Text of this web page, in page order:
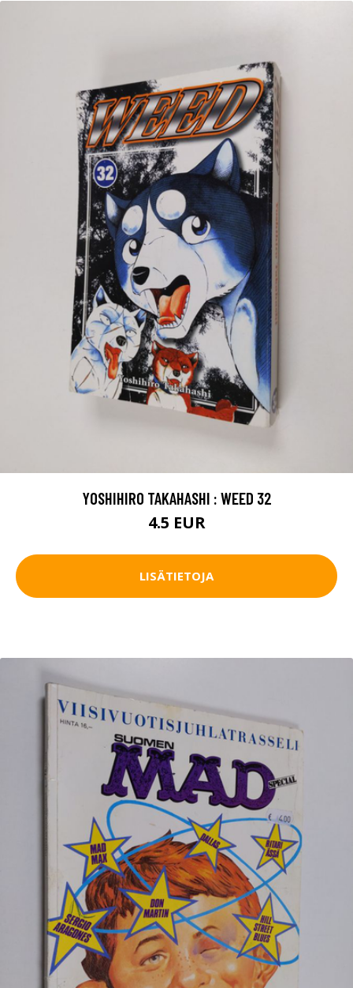
YOSHIHIRO TAKAHASHI : WEED 32
4.5 EUR
LISÄTIETOJA